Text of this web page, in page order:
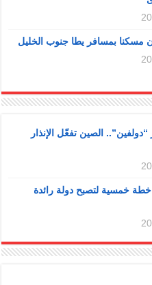
مسكنا بمسافر يطا جنوب الخليل
الصين تفعّل الإنذار
خمسية لتصبح دولة رائدة